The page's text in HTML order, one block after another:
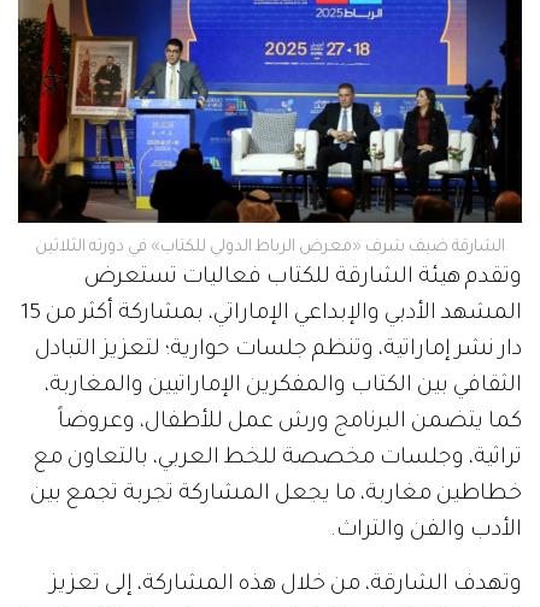
الشارقة ضيف شرف «معرض الرباط الدولي للكتاب» في دورته الثلاثين
وتقدم هيئة الشارقة للكتاب فعاليات تستعرض
المشهد الأدبي والإبداعي الإماراتي، بمشاركة أكثر من 15
دار نشر إماراتية، وتنظم جلسات حوارية؛ لتعزيز التبادل
الثقافي بين الكتاب والمفكرين الإماراتيين والمغاربة،
كما يتضمن البرنامج ورش عمل للأطفال، وعروضاً
تراثية، وجلسات مخصصة للخط العربي، بالتعاون مع
خطاطين مغاربة، ما يجعل المشاركة تجربة تجمع بين
الأدب والفن والتراث.
وتهدف الشارقة، من خلال هذه المشاركة، إلى تعزيز